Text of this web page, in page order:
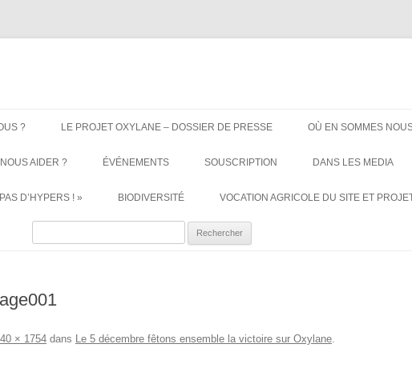
au
? LE PROJET OXYLANE – DOSSIER DE PRESSE OÙ EN SOMMES
AIDER ? ÉVÉNEMENTS SOUSCRIPTION DANS LES MEDIA
D’HYPERS ! » BIODIVERSITÉ VOCATION AGRICOLE DU SITE ET
× 1754 dans Le 5 décembre fêtons ensemble la victoire sur Oxylane.